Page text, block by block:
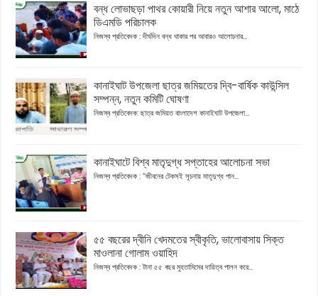
বন্ধ লোভাছড়া পাথর কোয়ারী নিয়ে নতুন আশার আলো, মাঠে
ডিএমডি পরিচালক
নিজস্ব প্রতিবেদক : দীর্ঘদিন বন্ধ থাকার পর আবারও আলোচনার...
কানাইঘাট উপজেলা ছাত্র জমিয়তের দ্বি-বার্ষিক কাউন্সিল
সম্পন্ন, নতুন কমিটি ঘোষণা
নিজস্ব প্রতিবেদক: ছাত্র জমিয়ত বাংলাদেশ কানাইঘাট উপজেলা...
কানাইঘাটে বিশ্ব মাতৃদুগ্ধ সপ্তাহের আলোচনা সভা
নিজস্ব প্রতিবেদক : “জীবনের টেকসই সূচনায় মাতৃদুগ্ধ পান...
৫৫ বছরের দ্বীনি খেদমতের স্বীকৃতি, ভালোবাসায় সিক্ত
মাওলানা গোলাম ওয়াহিদ
নিজস্ব প্রতিবেদক : টানা ৫৫ বছর মুহতামিমের দায়িত্ব পালন করে...